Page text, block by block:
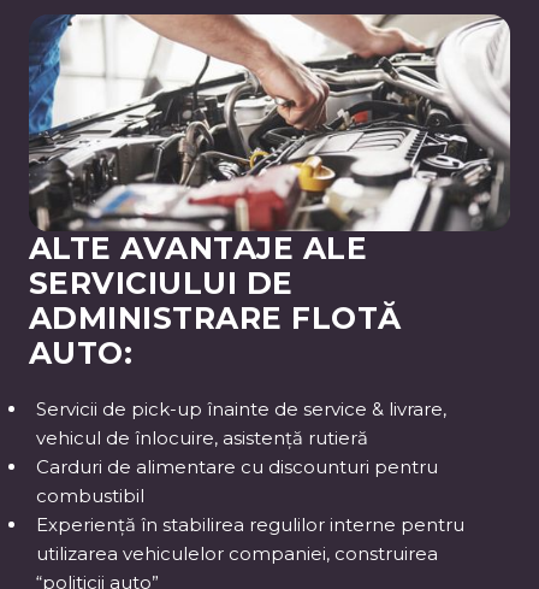
ALTE AVANTAJE ALE
SERVICIULUI DE
ADMINISTRARE FLOTĂ
AUTO:
Servicii de pick-up înainte de service & livrare,
vehicul de înlocuire, asistență rutieră
Carduri de alimentare cu discounturi pentru
combustibil
Experiență în stabilirea regulilor interne pentru
utilizarea vehiculelor companiei, construirea
“politicii auto”